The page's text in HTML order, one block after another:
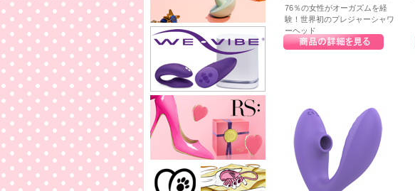
76％の女性がオーガズムを経
験！世界初のプレジャーシャワ
ーヘッド